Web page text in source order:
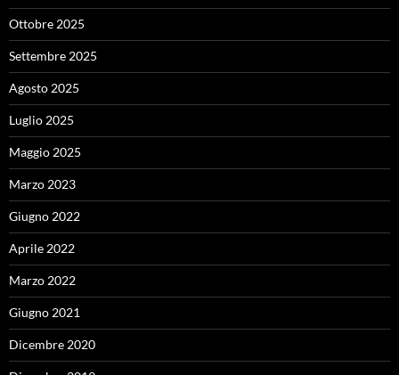
Ottobre 2025
Settembre 2025
Agosto 2025
Luglio 2025
Maggio 2025
Marzo 2023
Giugno 2022
Aprile 2022
Marzo 2022
Giugno 2021
Dicembre 2020